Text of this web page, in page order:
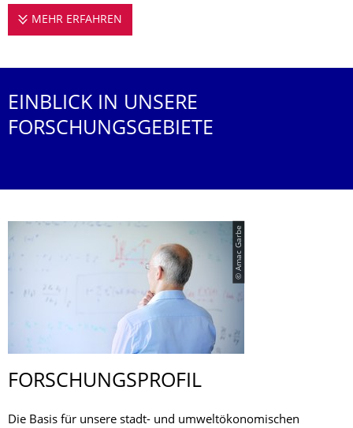
MEHR ERFAHREN
EINBLICK IN UNSERE
FORSCHUNGSGEBIETE
© Amac Garbe
FORSCHUNGSPRO­FIL
Die Basis für unsere stadt- und umweltökonomischen